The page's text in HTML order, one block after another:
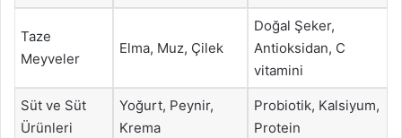
Taze
Meyveler
Elma, Muz, Çilek
Doğal Şeker,
Antioksidan, C
vitamini
Süt ve Süt
Ürünleri
Yoğurt, Peynir,
Krema
Probiotik, Kalsiyum,
Protein